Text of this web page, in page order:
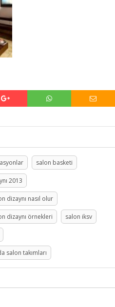
salon basketi
2013
dizaynı nasıl olur
dizaynı örnekleri salon iksv
salon takımları